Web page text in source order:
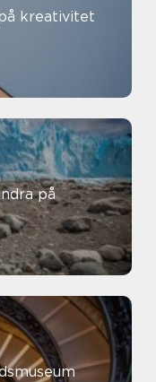
kreativitet
på